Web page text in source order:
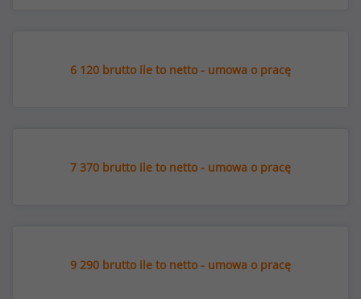
6 120 brutto ile to netto - umowa o pracę
7 370 brutto ile to netto - umowa o pracę
9 290 brutto ile to netto - umowa o pracę